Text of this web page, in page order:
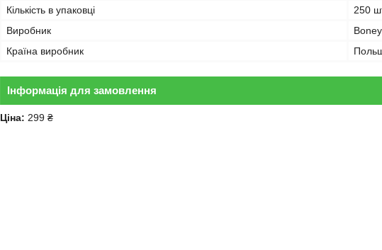
Кількість в упаковці
250
Виробник
Країна виробник
Інформація для замовлення
Ціна: 299 ₴